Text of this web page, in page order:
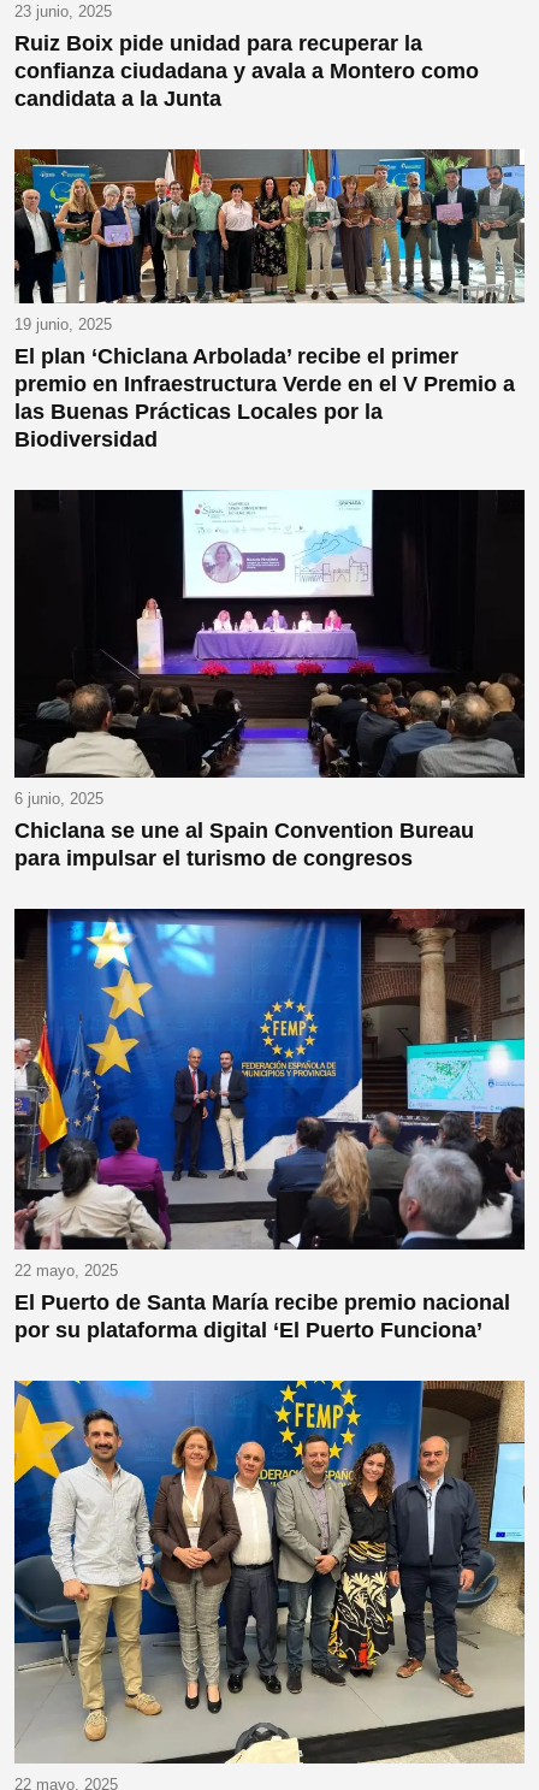
23 junio, 2025
Ruiz Boix pide unidad para recuperar la
confianza ciudadana y avala a Montero como
candidata a la Junta
19 junio, 2025
El plan ‘Chiclana Arbolada’ recibe el primer
premio en Infraestructura Verde en el V Premio a
las Buenas Prácticas Locales por la
Biodiversidad
6 junio, 2025
Chiclana se une al Spain Convention Bureau
para impulsar el turismo de congresos
22 mayo, 2025
El Puerto de Santa María recibe premio nacional
por su plataforma digital ‘El Puerto Funciona’
22 mayo, 2025